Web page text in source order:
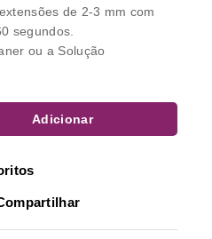
de 2-3 mm com
segundos.
ou a Solução
Adicionar